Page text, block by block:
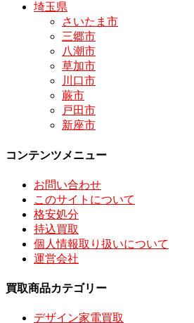
埼玉県
さいたま市
三郷市
八潮市
草加市
川口市
蕨市
戸田市
新座市
コンテンツメニュー
お問い合わせ
このサイトについて
格安処分
持込買取
個人情報取り扱いについて
運営会社
買取商品カテゴリー
デザイン家電買取